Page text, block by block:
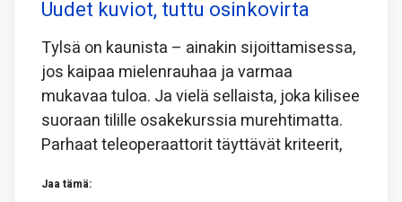
Uudet kuviot, tuttu osinkovirta
Tylsä on kaunista – ainakin sijoittamisessa,
jos kaipaa mielenrauhaa ja varmaa
mukavaa tuloa. Ja vielä sellaista, joka kilisee
suoraan tilille osakekurssia murehtimatta.
Parhaat teleoperaattorit täyttävät kriteerit,
Jaa tämä: